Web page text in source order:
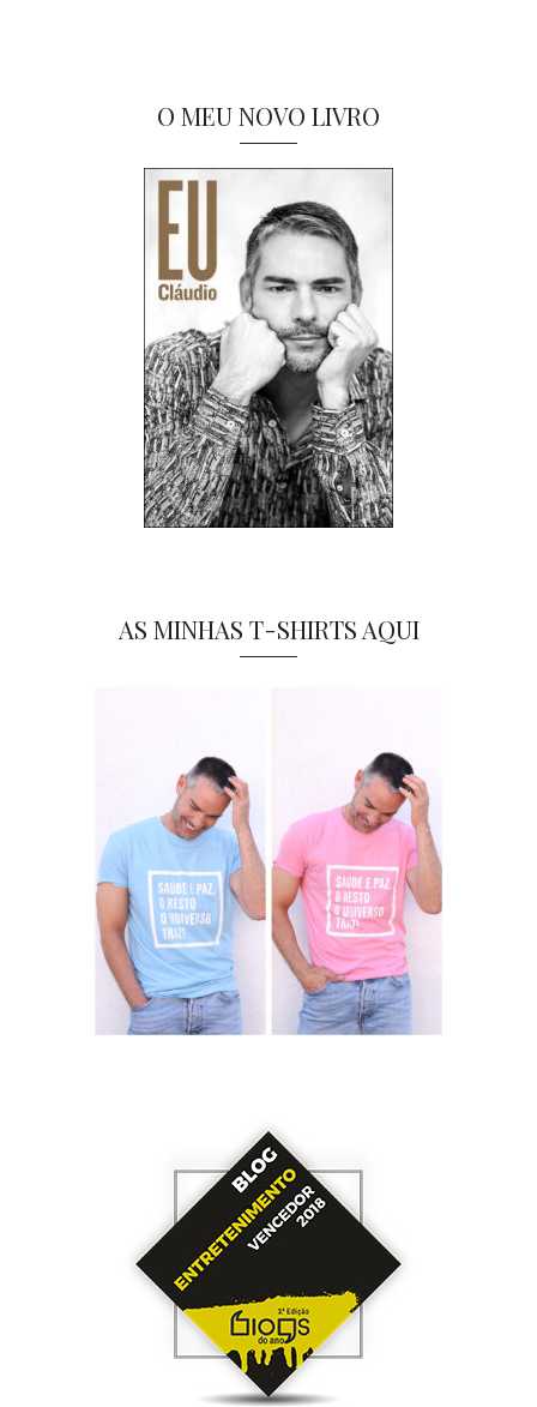
O MEU NOVO LIVRO
AS MINHAS T-SHIRTS AQUI